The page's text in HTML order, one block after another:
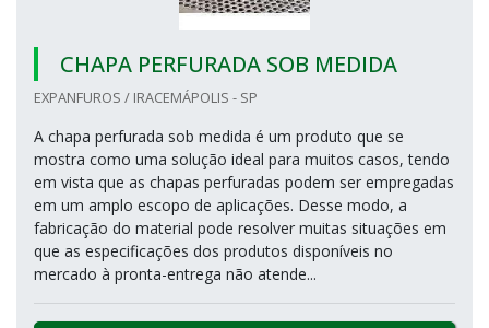
CHAPA PERFURADA SOB MEDIDA
EXPANFUROS / IRACEMÁPOLIS - SP
A chapa perfurada sob medida é um produto que se
mostra como uma solução ideal para muitos casos, tendo
em vista que as chapas perfuradas podem ser empregadas
em um amplo escopo de aplicações. Desse modo, a
fabricação do material pode resolver muitas situações em
que as especificações dos produtos disponíveis no
mercado à pronta-entrega não atende...